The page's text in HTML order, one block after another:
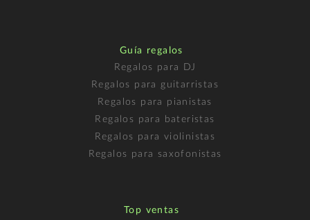
Guía regalos
Regalos para DJ
Regalos para guitarristas
Regalos para pianistas
Regalos para bateristas
Regalos para violinistas
Regalos para saxofonistas
Top ventas